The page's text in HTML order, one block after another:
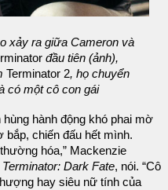
xảy ra giữa Cameron và
đầu tiên (ảnh),
Terminator 2, họ chuyển
có một cô con gái
hành động khó phai mờ
chiến đấu hết mình.
hóa,” Mackenzie
Terminator: Dark Fate, nói. “Cô
hay siêu nữ tính của